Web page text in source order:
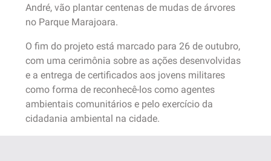
André, vão plantar centenas de mudas de árvores
no Parque Marajoara.
O fim do projeto está marcado para 26 de outubro,
com uma cerimônia sobre as ações desenvolvidas
e a entrega de certificados aos jovens militares
como forma de reconhecê-los como agentes
ambientais comunitários e pelo exercício da
cidadania ambiental na cidade.